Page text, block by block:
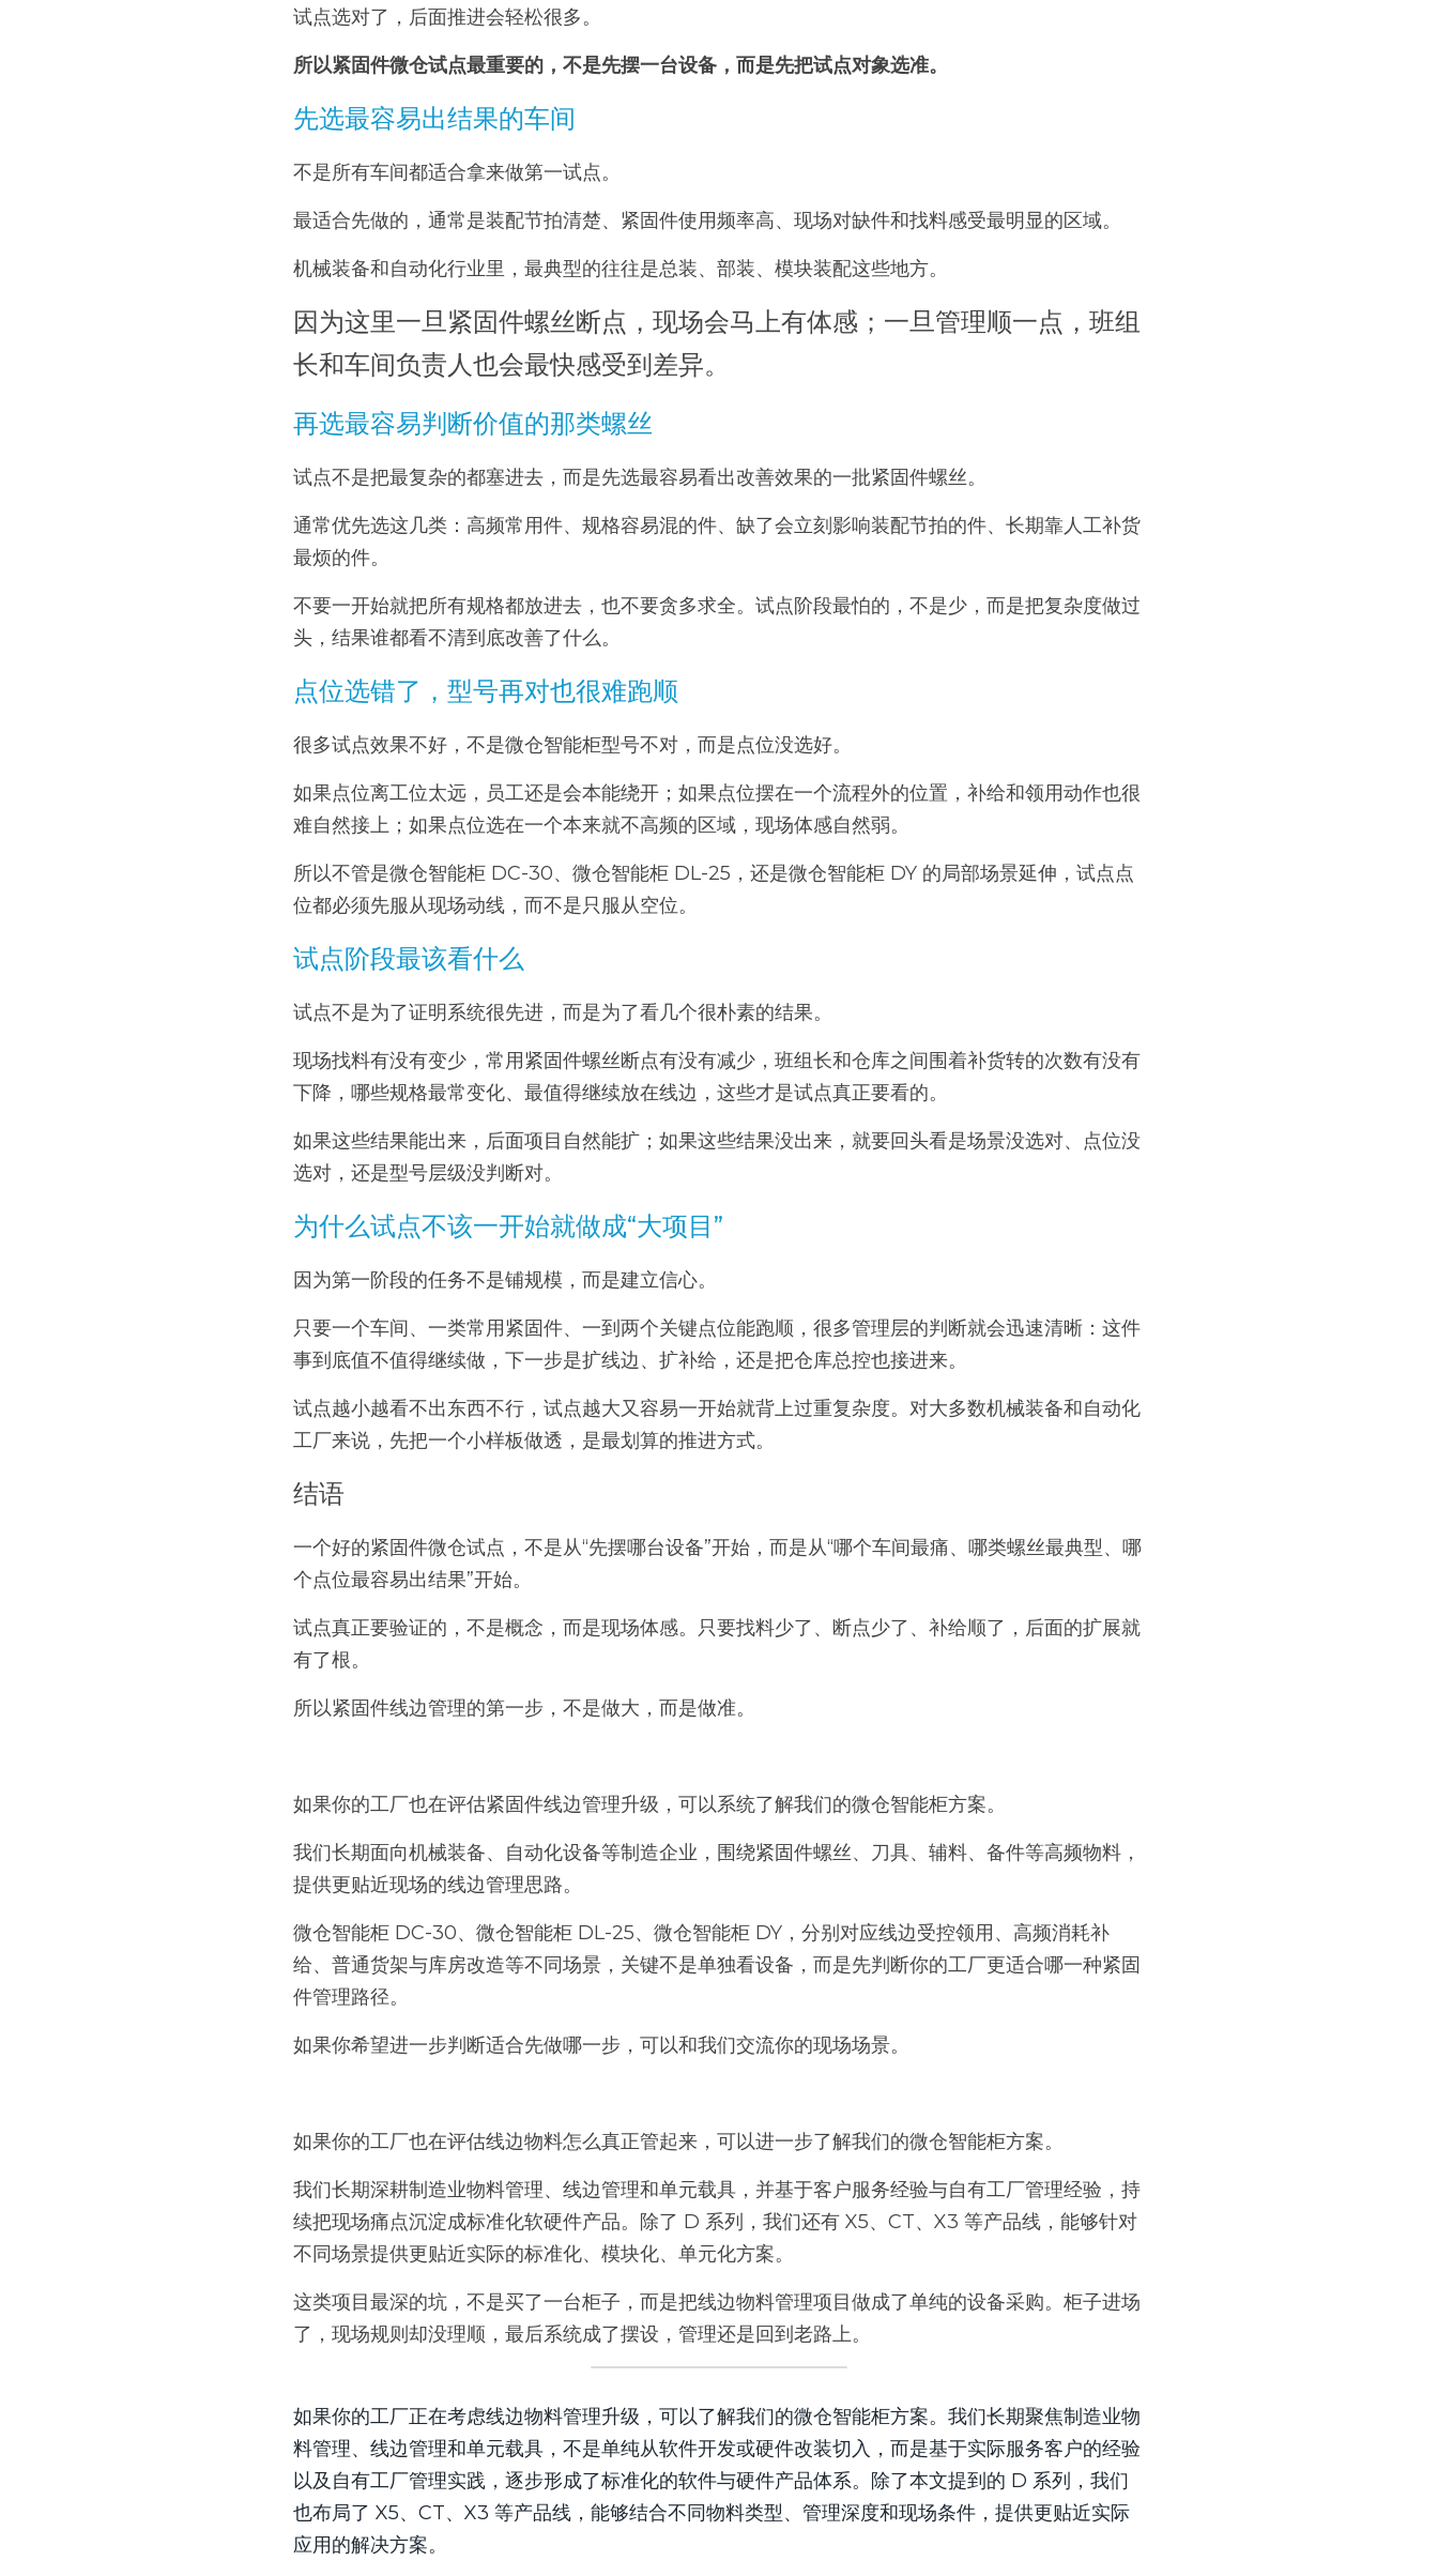
试点选对了，后面推进会轻松很多。
所以紧固件微仓试点最重要的，不是先摆一台设备，而是先把试点对象选准。
先选最容易出结果的车间
不是所有车间都适合拿来做第一试点。
最适合先做的，通常是装配节拍清楚、紧固件使用频率高、现场对缺件和找料感受最明显的区域。
机械装备和自动化行业里，最典型的往往是总装、部装、模块装配这些地方。
因为这里一旦紧固件螺丝断点，现场会马上有体感；一旦管理顺一点，班组
长和车间负责人也会最快感受到差异。
再选最容易判断价值的那类螺丝
试点不是把最复杂的都塞进去，而是先选最容易看出改善效果的一批紧固件螺丝。
通常优先选这几类：高频常用件、规格容易混的件、缺了会立刻影响装配节拍的件、长期靠人工补货
最烦的件。
不要一开始就把所有规格都放进去，也不要贪多求全。试点阶段最怕的，不是少，而是把复杂度做过
头，结果谁都看不清到底改善了什么。
点位选错了，型号再对也很难跑顺
很多试点效果不好，不是微仓智能柜型号不对，而是点位没选好。
如果点位离工位太远，员工还是会本能绕开；如果点位摆在一个流程外的位置，补给和领用动作也很
难自然接上；如果点位选在一个本来就不高频的区域，现场体感自然弱。
所以不管是微仓智能柜 DC-30、微仓智能柜 DL-25，还是微仓智能柜 DY 的局部场景延伸，试点点
位都必须先服从现场动线，而不是只服从空位。
试点阶段最该看什么
试点不是为了证明系统很先进，而是为了看几个很朴素的结果。
现场找料有没有变少，常用紧固件螺丝断点有没有减少，班组长和仓库之间围着补货转的次数有没有
下降，哪些规格最常变化、最值得继续放在线边，这些才是试点真正要看的。
如果这些结果能出来，后面项目自然能扩；如果这些结果没出来，就要回头看是场景没选对、点位没
选对，还是型号层级没判断对。
为什么试点不该一开始就做成“大项目”
因为第一阶段的任务不是铺规模，而是建立信心。
只要一个车间、一类常用紧固件、一到两个关键点位能跑顺，很多管理层的判断就会迅速清晰：这件
事到底值不值得继续做，下一步是扩线边、扩补给，还是把仓库总控也接进来。
试点越小越看不出东西不行，试点越大又容易一开始就背上过重复杂度。对大多数机械装备和自动化
工厂来说，先把一个小样板做透，是最划算的推进方式。
结语
一个好的紧固件微仓试点，不是从“先摆哪台设备”开始，而是从“哪个车间最痛、哪类螺丝最典型、哪
个点位最容易出结果”开始。
试点真正要验证的，不是概念，而是现场体感。只要找料少了、断点少了、补给顺了，后面的扩展就
有了根。
所以紧固件线边管理的第一步，不是做大，而是做准。
如果你的工厂也在评估紧固件线边管理升级，可以系统了解我们的微仓智能柜方案。
我们长期面向机械装备、自动化设备等制造企业，围绕紧固件螺丝、刀具、辅料、备件等高频物料，
提供更贴近现场的线边管理思路。
微仓智能柜 DC-30、微仓智能柜 DL-25、微仓智能柜 DY，分别对应线边受控领用、高频消耗补
给、普通货架与库房改造等不同场景，关键不是单独看设备，而是先判断你的工厂更适合哪一种紧固
件管理路径。
如果你希望进一步判断适合先做哪一步，可以和我们交流你的现场场景。
如果你的工厂也在评估线边物料怎么真正管起来，可以进一步了解我们的微仓智能柜方案。
我们长期深耕制造业物料管理、线边管理和单元载具，并基于客户服务经验与自有工厂管理经验，持
续把现场痛点沉淀成标准化软硬件产品。除了 D 系列，我们还有 X5、CT、X3 等产品线，能够针对
不同场景提供更贴近实际的标准化、模块化、单元化方案。
这类项目最深的坑，不是买了一台柜子，而是把线边物料管理项目做成了单纯的设备采购。柜子进场
了，现场规则却没理顺，最后系统成了摆设，管理还是回到老路上。
如果你的工厂正在考虑线边物料管理升级，可以了解我们的微仓智能柜方案。我们长期聚焦制造业物
料管理、线边管理和单元载具，不是单纯从软件开发或硬件改装切入，而是基于实际服务客户的经验
以及自有工厂管理实践，逐步形成了标准化的软件与硬件产品体系。除了本文提到的 D 系列，我们
也布局了 X5、CT、X3 等产品线，能够结合不同物料类型、管理深度和现场条件，提供更贴近实际
应用的解决方案。